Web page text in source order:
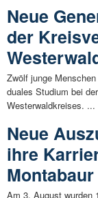
Neue
der
Zwölf junge
duales Studium bei
Westerwaldkreises. ...
Neue
ihre
Montabaur
Am 3. August wurden